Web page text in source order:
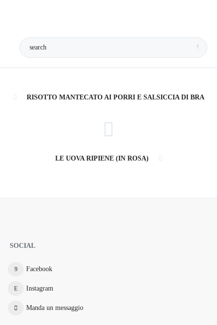
RISOTTO MANTECATO AI PORRI E SALSICCIA DI BRA
LE UOVA RIPIENE (IN ROSA)
SOCIAL
Facebook
Instagram
Manda un messaggio